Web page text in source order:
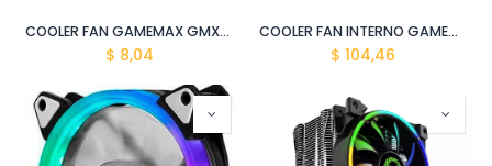
COOLER FAN GAMEMAX GMX-GF12R
$ 8,04
COOLER FAN INTERNO GAMEMAX ICEBERG 360
$ 104,46